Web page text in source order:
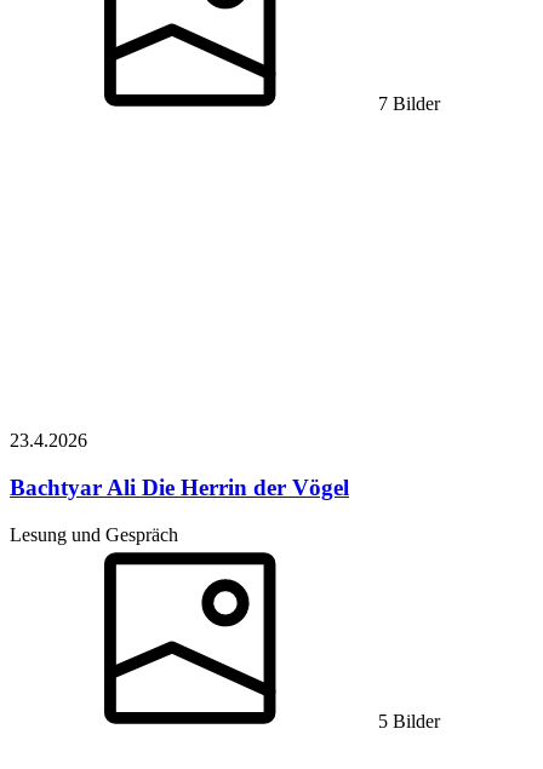
7 Bilder
23.4.2026
Bachtyar Ali Die Herrin der Vögel
Lesung und Gespräch
5 Bilder